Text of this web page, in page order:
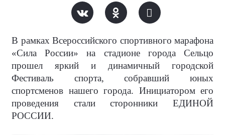
В рамках Всероссийского спортивного марафона
«Сила России» на стадионе города Сельцо
прошел яркий и динамичный городской
Фестиваль спорта, собравший юных
спортсменов нашего города. Инициатором его
проведения стали сторонники ЕДИНОЙ
РОССИИ.